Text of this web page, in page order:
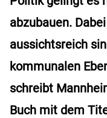
abzubauen.
aussichtsreich
kommunalen
schreibt
Buch mit dem